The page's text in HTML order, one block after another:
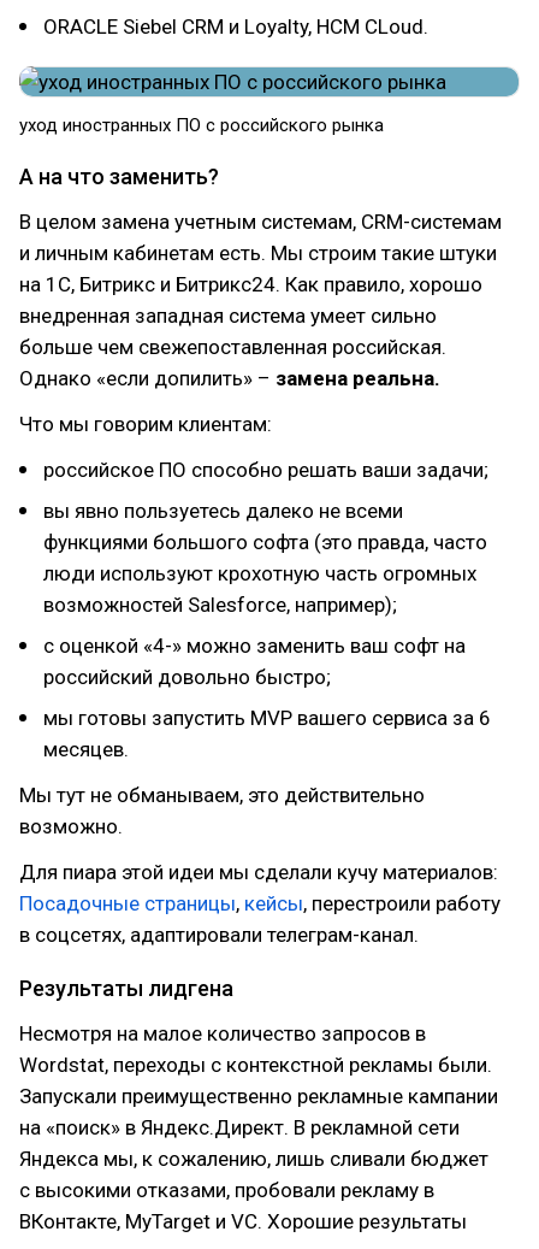
ORACLE Siebel CRM и Loyalty, HCM CLoud.
уход иностранных ПО с российского рынка
А на что заменить?
В целом замена учетным системам, CRM-системам
и личным кабинетам есть. Мы строим такие штуки
на 1С, Битрикс и Битрикс24. Как правило, хорошо
внедренная западная система умеет сильно
больше чем свежепоставленная российская.
Однако «если допилить» – замена реальна.
Что мы говорим клиентам:
российское ПО способно решать ваши задачи;
вы явно пользуетесь далеко не всеми
функциями большого софта (это правда, часто
люди используют крохотную часть огромных
возможностей Salesforce, например);
с оценкой «4-» можно заменить ваш софт на
российский довольно быстро;
мы готовы запустить MVP вашего сервиса за 6
месяцев.
Мы тут не обманываем, это действительно
возможно.
Для пиара этой идеи мы сделали кучу материалов:
Посадочные страницы, кейсы, перестроили работу
в соцсетях, адаптировали телеграм-канал.
Результаты лидгена
Несмотря на малое количество запросов в
Wordstat, переходы с контекстной рекламы были.
Запускали преимущественно рекламные кампании
на «поиск» в Яндекс.Директ. В рекламной сети
Яндекса мы, к сожалению, лишь сливали бюджет
с высокими отказами, пробовали рекламу в
ВКонтакте, MyTarget и VC. Хорошие результаты